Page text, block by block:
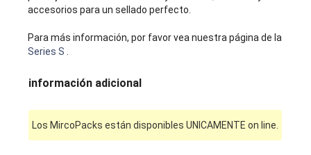
accesorios para un sellado perfecto.
Para más información, por favor vea nuestra página de la
Series S
información adicional
Los MircoPacks están disponibles UNICAMENTE on line.